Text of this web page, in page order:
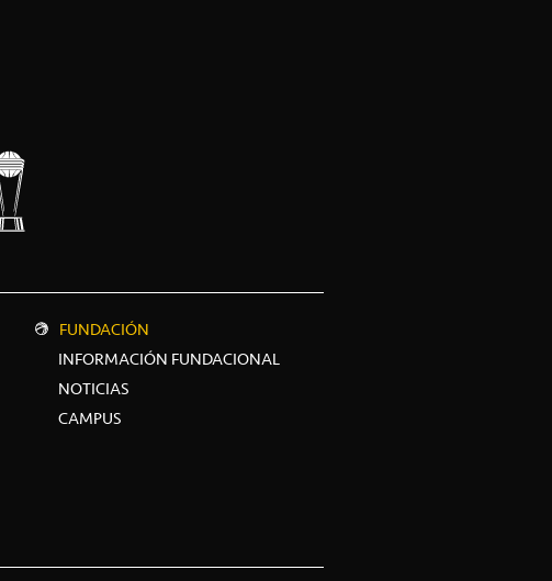
FUNDACIÓN
INFORMACIÓN FUNDACIONAL
NOTICIAS
CAMPUS